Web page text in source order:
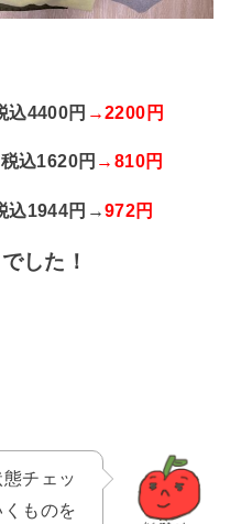
込4400円 →2200円
税込1620円 →810円
込1944円→972円
でした！
チェッ
ものを